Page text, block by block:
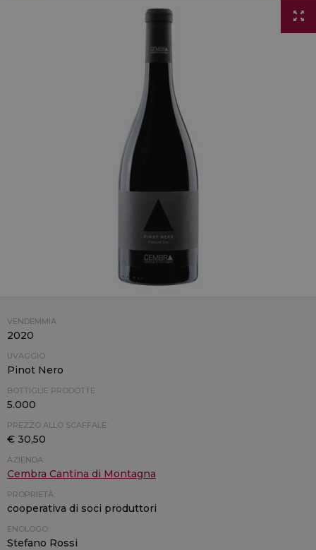
VENDEMMIA:
2020
UVAGGIO:
Pinot Nero
BOTTIGLIE PRODOTTE:
5.000
PREZZO ALLO SCAFFALE:
€ 30,50
AZIENDA:
Cembra Cantina di Montagna
PROPRIETÀ:
cooperativa di soci produttori
ENOLOGO:
Stefano Rossi